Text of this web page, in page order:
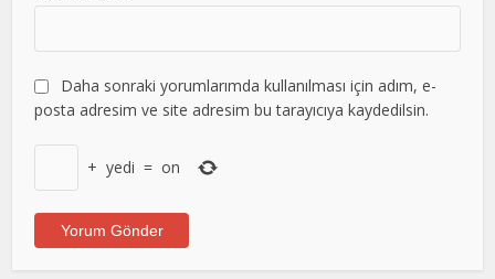
Daha sonraki yorumlarımda kullanılması için adım, e-
posta adresim ve site adresim bu tarayıcıya kaydedilsin.
+ yedi = on